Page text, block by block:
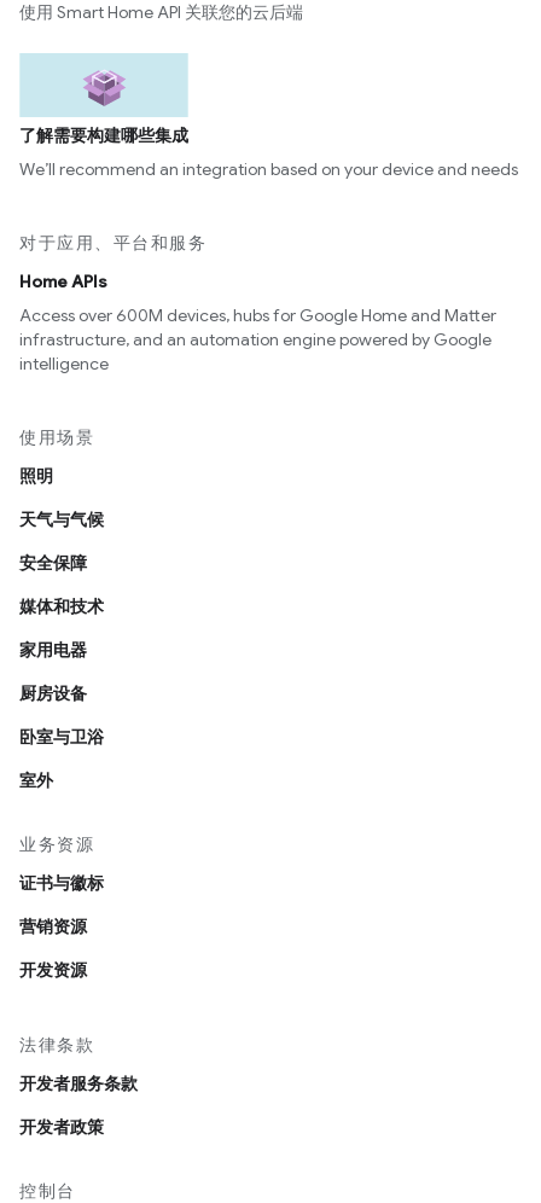
使用 Smart Home API 关联您的云后端
了解需要构建哪些集成
We’ll recommend an integration based on your device and needs
对于应用、平台和服务
Home APIs
Access over 600M devices, hubs for Google Home and Matter
infrastructure, and an automation engine powered by Google
intelligence
使用场景
照明
天气与气候
安全保障
媒体和技术
家用电器
厨房设备
卧室与卫浴
室外
业务资源
证书与徽标
营销资源
开发资源
法律条款
开发者服务条款
开发者政策
控制台